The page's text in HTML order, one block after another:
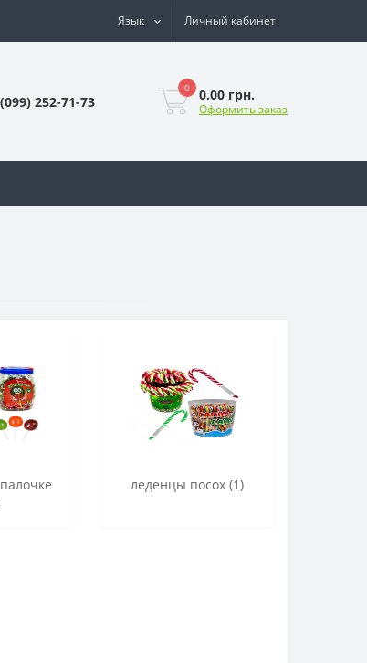
Язык Личный кабинет
252-71-73
0 0.00 грн.
Оформить заказ
леденцы посох (1)